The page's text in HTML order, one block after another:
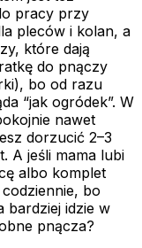
pracy przy
pleców i kolan, a
które dają
do pnączy
bo od razu
“jak ogródek”. W
nawet
dorzucić 2–3
A jeśli mama lubi
albo komplet
bo
bardziej idzie w
pnącza?